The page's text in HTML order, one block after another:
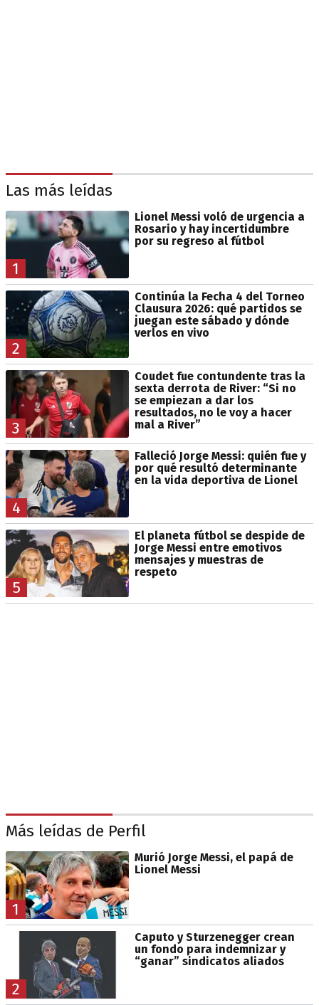
Las más leídas
1
Lionel Messi voló de urgencia a
Rosario y hay incertidumbre
por su regreso al fútbol
2
Continúa la Fecha 4 del Torneo
Clausura 2026: qué partidos se
juegan este sábado y dónde
verlos en vivo
3
Coudet fue contundente tras la
sexta derrota de River: “Si no
se empiezan a dar los
resultados, no le voy a hacer
mal a River”
4
Falleció Jorge Messi: quién fue y
por qué resultó determinante
en la vida deportiva de Lionel
5
El planeta fútbol se despide de
Jorge Messi entre emotivos
mensajes y muestras de
respeto
Más leídas de Perfil
1
Murió Jorge Messi, el papá de
Lionel Messi
2
Caputo y Sturzenegger crean
un fondo para indemnizar y
“ganar” sindicatos aliados